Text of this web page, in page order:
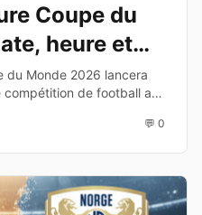
Coupe du
heure et
du Monde 2026 lancera
de football au
💬 0